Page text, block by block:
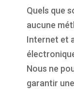
Quels que
aucune
Internet et
Nous ne
garantir